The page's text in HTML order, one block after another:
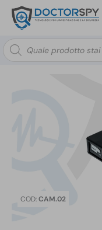
Ricerca
prodotti
COD:CAM.02